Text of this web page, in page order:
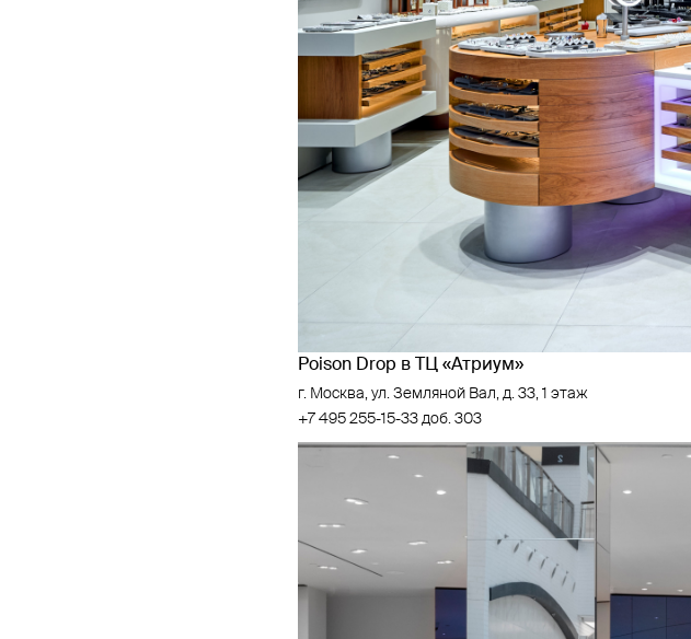
Poison Drop в ТЦ «Атриум»
г. Москва, ул. Земляной Вал, д. 33, 1 этаж
+7 495 255-15-33 доб. 303